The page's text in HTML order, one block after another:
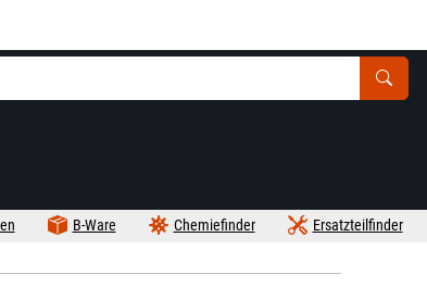
Ersatzteilfinder
Chemiefinder
B-Ware